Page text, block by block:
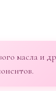
масла и